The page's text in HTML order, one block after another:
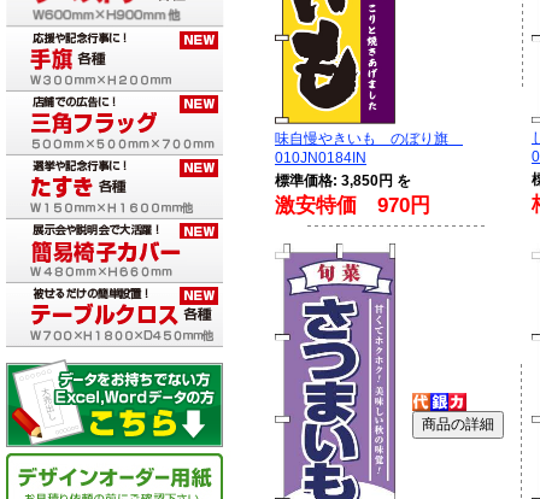
味自慢やきいも のぼり旗
010JN0184IN
標準価格: 3,850円 を
激安特価 970円